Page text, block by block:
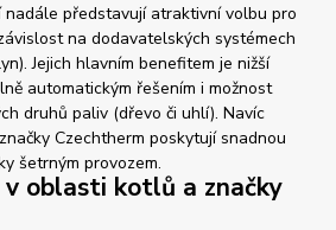
představují atraktivní volbu pro
na dodavatelských systémech
Jejich hlavním benefitem je nižší
automatickým řešením i možnost
druhů paliv (dřevo či uhlí). Navíc
Czechtherm poskytují snadnou
šetrným provozem.
oblasti kotlů a značky